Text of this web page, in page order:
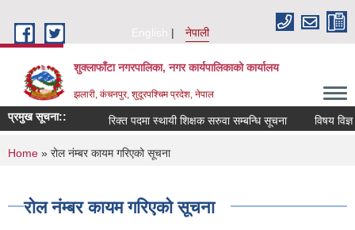
English
नेपाली
शुक्लाफाँटा नगरपालिका, नगर कार्यपालिकाको कार्यालय
झलारी, कंचनपुर, शुदूरपश्चिम प्रदेश, नेपाल
प्रमुख सूचना:: रिक्त पदमा स्थायी शिक्षक सरुवा सम्बन्धि सूचना विषय
You are here
Home » रोल नंम्बर कायम गरिएको सूचना
रोल नंम्बर कायम गरिएको सूचना